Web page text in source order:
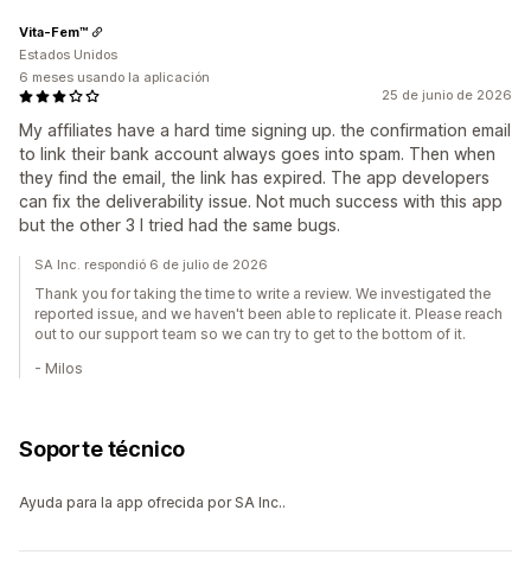
25 de junio de 2026
My affiliates have a hard time signing up. the confirmation email
to link their bank account always goes into spam. Then when
they find the email, the link has expired. The app developers
can fix the deliverability issue. Not much success with this app
but the other 3 I tried had the same bugs.
Vita-Fem™
Estados Unidos
6 meses usando la aplicación
SA Inc. respondió 6 de julio de 2026
Thank you for taking the time to write a review. We investigated the
reported issue, and we haven't been able to replicate it. Please reach
out to our support team so we can try to get to the bottom of it.
- Milos
Soporte técnico
Ayuda para la app ofrecida por SA Inc..